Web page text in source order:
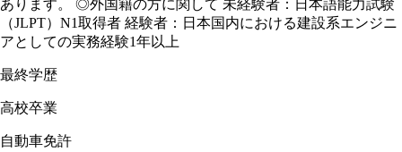
あります。 ◎外国籍の方に関して 未経験者：日本語能力試験
（JLPT）N1取得者 経験者：日本国内における建設系エンジニ
アとしての実務経験1年以上
最終学歴
高校卒業
自動車免許